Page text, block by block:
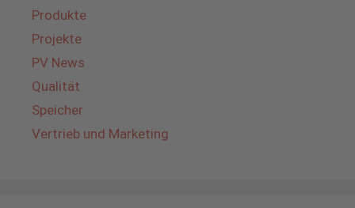
Produkte
Projekte
PV News
Qualität
Speicher
Vertrieb und Marketing